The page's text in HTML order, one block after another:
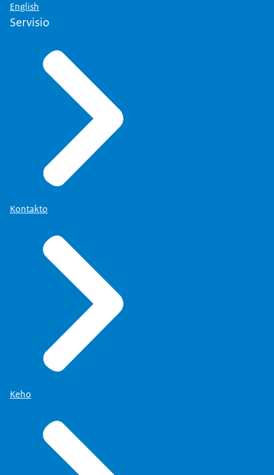
English
Servisio
Kontakto
Keho